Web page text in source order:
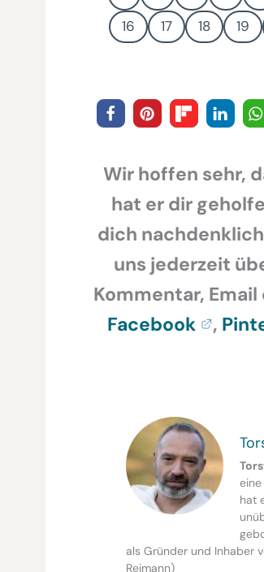
16
17 18 19
Wir hoffen sehr,
hat er dir
dich
uns jederzeit
Kommentar,
Facebook
,
hat
als Gründer und Inhaber
Reimann)